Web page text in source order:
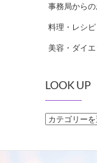
事務局から
料理・レシピ
美容・ダイエ
LOOK UP
LOOK